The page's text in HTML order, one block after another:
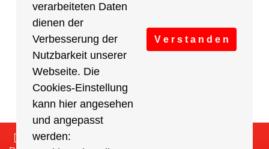
verarbeiteten Daten
dienen der
Verbesserung der
Nutzbarkeit unserer
Webseite. Die
Cookies-Einstellung
kann hier angesehen
und angepasst
werden:
V e r s t a n d e n
Impressum